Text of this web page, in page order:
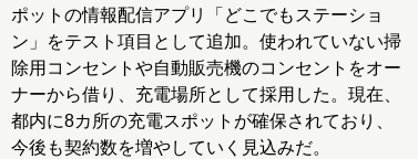
ポットの情報配信アプリ「どこでもステーショ
ン」をテスト項目として追加。使われていない掃
除用コンセントや自動販売機のコンセントをオー
ナーから借り、充電場所として採用した。現在、
都内に8カ所の充電スポットが確保されており、
今後も契約数を増やしていく見込みだ。